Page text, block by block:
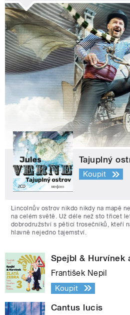
Tajuplný
Koupit
Lincolnův ostrov nikdo nikdy na mapě
na celém světě. Už déle než sto třicet
dobrodružství s pěticí trosečníků, kteří
hlavně nejedno tajemství.
Spejbl & Hurvínek
František Nepil
Koupit
Cantus lucis